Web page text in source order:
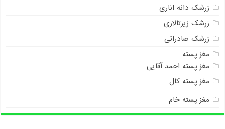
زرشک دانه اناری
زرشک زیرتالاری
زرشک صادراتی
مغز پسته
مغز پسته احمد آقایی
مغز پسته کال
مغز پسته خام